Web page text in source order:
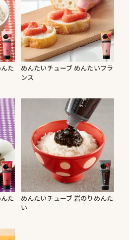
た
めんたいチューブ めんたいフラ
ンス
た
めんたいチューブ 岩のりめんた
い